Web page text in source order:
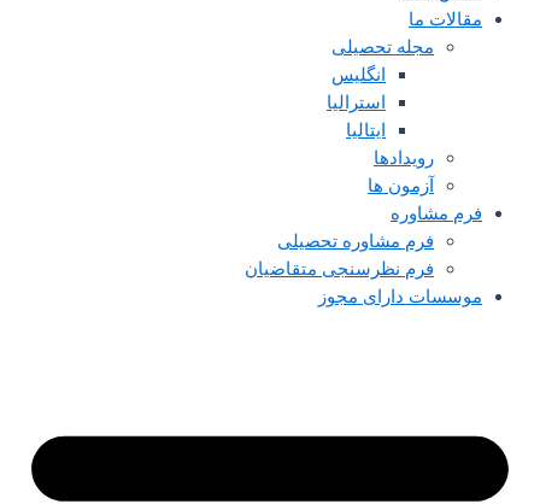
مقالات ما
مجله تحصیلی
انگلیس
استرالیا
ایتالیا
رویدادها
آزمون ها
فرم مشاوره
فرم مشاوره تحصیلی
فرم نظرسنجی متقاضیان
موسسات دارای مجوز